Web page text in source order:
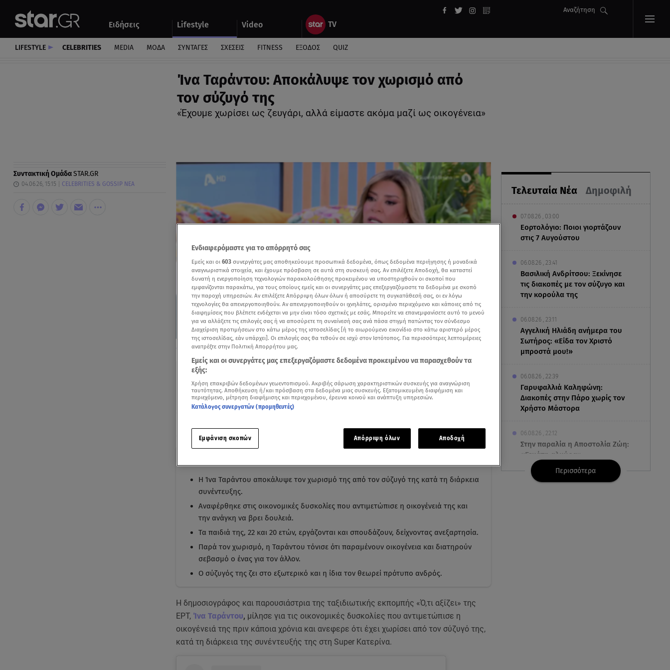
Ειδήσεις Lifestyle Video
Αναζήτηση
Αυτοκίνητο
LIFESTYLE CELEBRITIES MEDIA ΜΟΔΑ ΣΥΝΤΑΓΕΣ ΣΧΕΣΕΙΣ FITNESS ΕΞΟΔΟΣ QUIZ
Ίνα Ταράντου: Αποκάλυψε τον χωρισμό από
τον σύζυγό της
«Έχουμε χωρίσει ως ζευγάρι, αλλά είμαστε ακόμα μαζί ως οικογένεια»
Τελευταία Νέα Δημοφιλή
07.08.26 , 03:00
Εορτολόγιο: Ποιοι γιορτάζουν
στις 7 Αυγούστου
06.08.26 , 23:41
Βασιλική Ανδρίτσου: Ξεκίνησε
τις διακοπές με τον σύζυγο και
την κορούλα της
06.08.26 , 23:11
Αγγελική Ηλιάδη ανήμερα του
Σωτήρος: «Είδα τον Χριστό
μπροστά μου!»
06.08.26 , 22:39
Γαρυφαλλιά Καληφώνη:
Διακοπές στην Πάρο χωρίς τον
Χρήστο Μάστορα
06.08.26 , 22:12
Στην παραλία η Αποστολία Ζώη:
«Γεμάτη αλμύρα»
06.08.26 , 22:10
Περισσότερα
Συντακτική ΟμάδαSTAR.GR
04.06.26, 15:15 CELEBRITIES & GOSSIP ΝΕΑ
Ίνα Ταράντου: Όσα είπε για τις οικονομικές δυσκολίες, τον χωρισμό από τον σύζυγό της & τα δύο τους παιδιά/
Add star.gr on Google
Η Ίνα Ταράντου αποκάλυψε τον χωρισμό της από τον σύζυγό της κατά τη διάρκεια
συνέντευξης.
Αναφέρθηκε στις οικονομικές δυσκολίες που αντιμετώπισε η οικογένειά της και
την ανάγκη να βρει δουλειά.
Τα παιδιά της, 22 και 20 ετών, εργάζονται και σπουδάζουν, δείχνοντας ανεξαρτησία.
Παρά τον χωρισμό, η Ταράντου τόνισε ότι παραμένουν οικογένεια και διατηρούν
σεβασμό ο ένας για τον άλλον.
Ο σύζυγός της ζει στο εξωτερικό και η ίδια τον θεωρεί πρότυπο ανδρός.
Η δημοσιογράφος και παρουσιάστρια της ταξιδιωτικής εκπομπής «Ό,τι αξίζει» της
ΕΡΤ, Ίνα Ταράντου, μίλησε για τις οικονομικές δυσκολίες που αντιμετώπισε η
οικογένειά της πριν κάποια χρόνια και ανεφερε ότι έχει χωρίσει από τον σύζυγό της,
κατά τη διάρκεια της συνέντευξής της στη Super Κατερίνα.
Ενδιαφερόμαστε για το απόρρητό σας
Εμείς και οι 603 συνεργάτες μας αποθηκεύουμε προσωπικά δεδομένα, όπως δεδομένα περιήγησης ή μοναδικά
αναγνωριστικά στοιχεία, και έχουμε πρόσβαση σε αυτά στη συσκευή σας. Αν επιλέξετε Αποδοχή, θα καταστεί
δυνατή η ενεργοποίηση τεχνολογιών παρακολούθησης προκειμένου να υποστηριχθούν οι σκοποί που
εμφανίζονται παρακάτω, για τους οποίους εμείς και οι συνεργάτες μας επεξεργαζόμαστε τα δεδομένα με σκοπό
την παροχή υπηρεσιών. Αν επιλέξετε Απόρριψη όλων όλων ή αποσύρετε τη συγκατάθεσή σας, οι εν λόγω
τεχνολογίες θα απενεργοποιηθούν. Αν απενεργοποιηθούν οι ιχνηλάτες, ορισμένο περιεχόμενο και κάποιες από τις
διαφημίσεις που βλέπετε ενδέχεται να μην είναι τόσο σχετικές με εσάς. Μπορείτε να επανεμφανίσετε αυτό το μενού
για να αλλάξετε τις επιλογές σας ή να αποσύρετε τη συναίνεσή σας ανά πάσα στιγμή πατώντας τον σύνδεσμο
Διαχείριση προτιμήσεων στο κάτω μέρος της ιστοσελίδας [ή το αιωρούμενο εικονίδιο στο κάτω αριστερό μέρος
της ιστοσελίδας, εάν υπάρχει]. Οι επιλογές σας θα τεθούν σε ισχύ στον Ιστότοπος. Για περισσότερες λεπτομέρειες
ανατρέξτε στην Πολιτική Απορρήτου μας.
Εμείς και οι συνεργάτες μας επεξεργαζόμαστε δεδομένα προκειμένου να παρασχεθούν τα
εξής:
Χρήση επακριβών δεδομένων γεωεντοπισμού. Ακριβής σάρωση χαρακτηριστικών συσκευής για αναγνώριση
ταυτότητας. Αποθήκευση ή/και πρόσβαση στα δεδομένα μιας συσκευής. Εξατομικευμένη διαφήμιση και
περιεχόμενο, μέτρηση διαφήμισης και περιεχομένου, έρευνα κοινού και ανάπτυξη υπηρεσιών.
Κατάλογος συνεργατών (προμηθευτές)
Εμφάνιση σκοπών Απόρριψη όλων Αποδοχή